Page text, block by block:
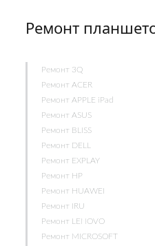
Ремонт
Ремонт 3Q
Ремонт ACER
Ремонт APPLE iPad
Ремонт ASUS
Ремонт BLISS
Ремонт DELL
Ремонт EXPLAY
Ремонт HP
Ремонт HUAWEI
Ремонт IRU
Ремонт LENOVO
Ремонт MICROSOFT